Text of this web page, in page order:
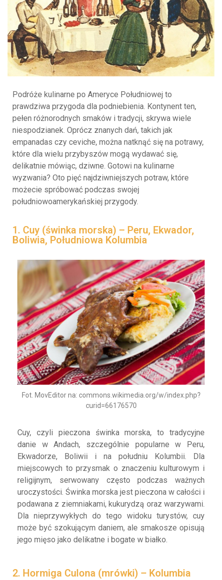
Podróże kulinarne po Ameryce Południowej to
prawdziwa przygoda dla podniebienia. Kontynent ten,
pełen różnorodnych smaków i tradycji, skrywa wiele
niespodzianek. Oprócz znanych dań, takich jak
empanadas czy ceviche, można natknąć się na potrawy,
które dla wielu przybyszów mogą wydawać się,
delikatnie mówiąc, dziwne. Gotowi na kulinarne
wyzwania? Oto pięć najdziwniejszych potraw, które
możecie spróbować podczas swojej
południowoamerykańskiej przygody.
1. Cuy (świnka morska) – Peru, Ekwador,
Boliwia, Południowa Kolumbia
Fot. MovEditor na: commons.wikimedia.org/w/index.php?
curid=66176570
Cuy, czyli pieczona świnka morska, to tradycyjne
danie w Andach, szczególnie popularne w Peru,
Ekwadorze, Boliwii i na południu Kolumbii. Dla
miejscowych to przysmak o znaczeniu kulturowym i
religijnym, serwowany często podczas ważnych
uroczystości. Świnka morska jest pieczona w całości i
podawana z ziemniakami, kukurydzą oraz warzywami.
Dla nieprzywykłych do tego widoku turystów, cuy
może być szokującym daniem, ale smakosze opisują
jego mięso jako delikatne i bogate w białko.
2. Hormiga Culona (mrówki) – Kolumbia